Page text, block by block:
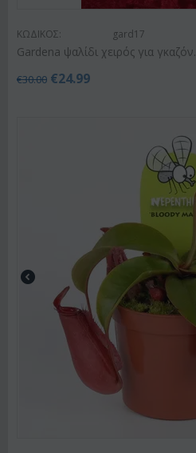
ΚΩΔΙΚΟΣ: gard17
Gardena ψαλίδι χειρός για γκαζόν.
€30.00 €24.99